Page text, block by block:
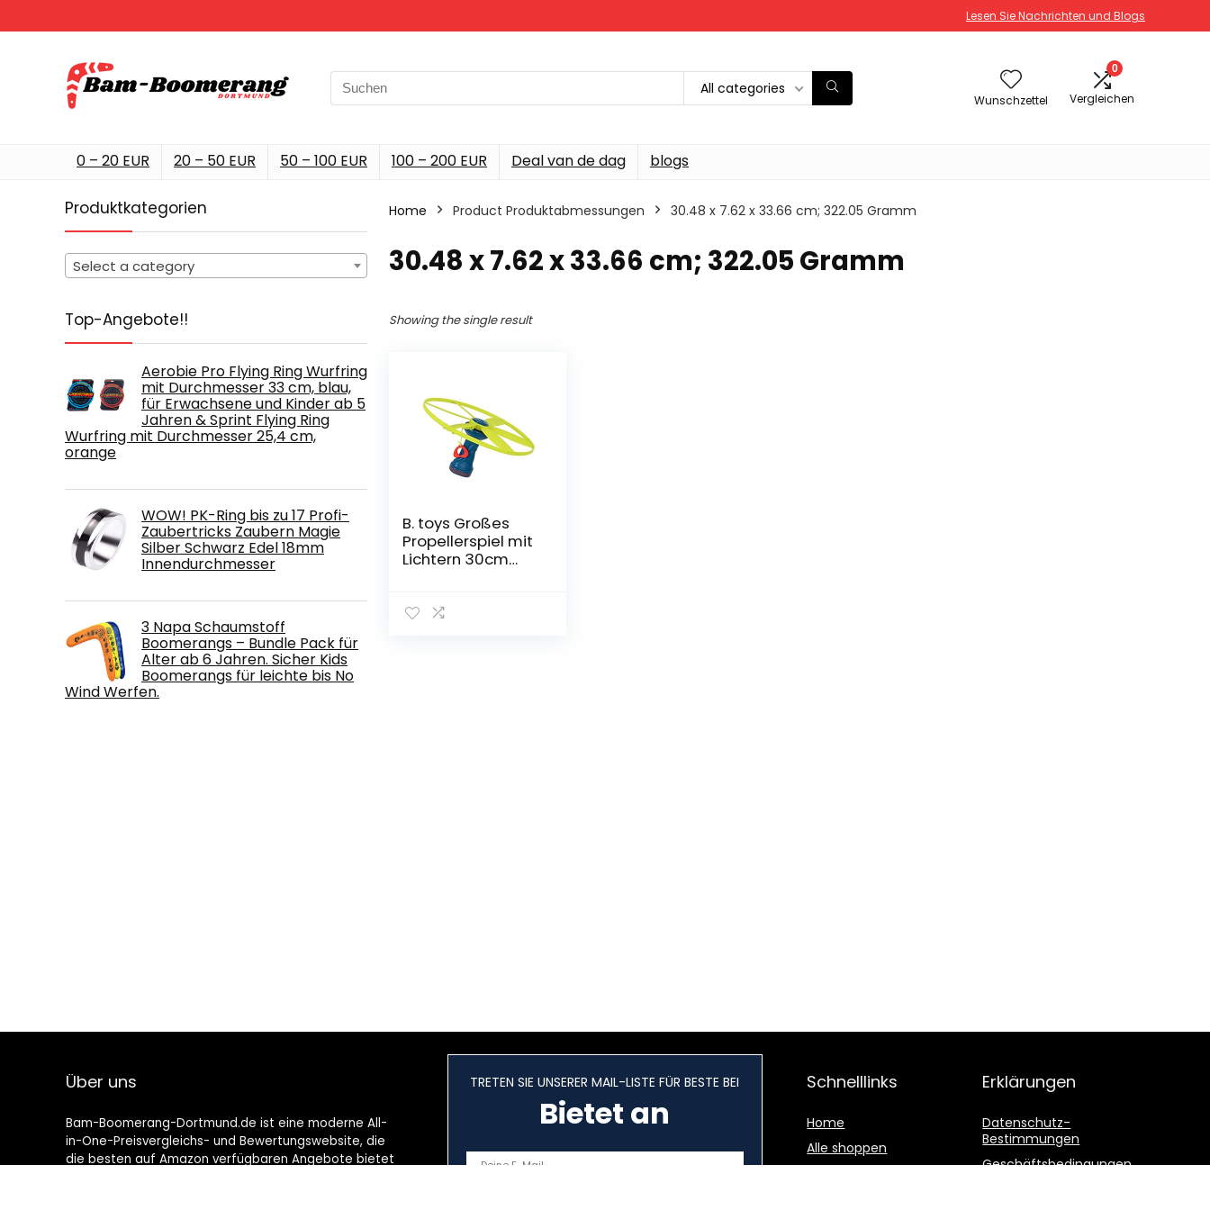
Lesen Sie Nachrichten und Blogs
Search
for:
All categories
Wunschzettel
0
Vergleichen
0 – 20 EUR 20 – 50 EUR 50 – 100 EUR 100 – 200 EUR Deal van de dag blogs
Produktkategorien
Select a category
Top-Angebote!!
Aerobie Pro Flying Ring Wurfring
mit Durchmesser 33 cm, blau,
für Erwachsene und Kinder ab 5
Jahren & Sprint Flying Ring
Wurfring mit Durchmesser 25,4 cm,
orange
WOW! PK-Ring bis zu 17 Profi-
Zaubertricks Zaubern Magie
Silber Schwarz Edel 18mm
Innendurchmesser
3 Napa Schaumstoff
Boomerangs – Bundle Pack für
Alter ab 6 Jahren. Sicher Kids
Boomerangs für leichte bis No
Wind Werfen.
Home Product Produktabmessungen ‎30.48 x 7.62 x 33.66 cm; 322.05 Gramm
‎30.48 x 7.62 x 33.66 cm; 322.05 Gramm
Showing the single result
B. toys Großes
Propellerspiel mit
Lichtern 30cm
Flugspiel für
Über uns
Bam-Boomerang-Dortmund.de ist eine moderne All-
in-One-Preisvergleichs- und Bewertungswebsite, die
die besten auf Amazon verfügbaren Angebote bietet
TRETEN SIE UNSERER MAIL-LISTE FÜR BESTE BEI
Bietet an
Schnelllinks
Home
Alle shoppen
Erklärungen
Datenschutz-
Bestimmungen
Geschäftsbedingungen